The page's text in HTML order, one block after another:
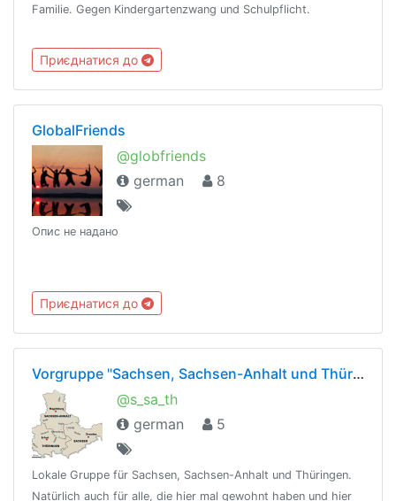
Familie. Gegen Kindergartenzwang und Schulpflicht.
Приєднатися до
GlobalFriends
@globfriends
german
8
Опис не надано
Приєднатися до
Vorgruppe "Sachsen, Sachsen-Anhalt und Thüringen"
@s_sa_th
german
5
Lokale Gruppe für Sachsen, Sachsen-Anhalt und Thüringen.
Natürlich auch für alle, die hier mal gewohnt haben und hier